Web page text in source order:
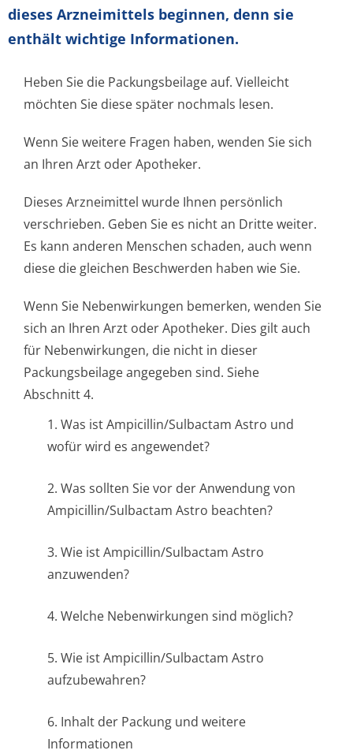
dieses Arzneimittels beginnen, denn sie
enthält wichtige Informationen.
Heben Sie die Packungsbeilage auf. Vielleicht
möchten Sie diese später nochmals lesen.
Wenn Sie weitere Fragen haben, wenden Sie sich
an Ihren Arzt oder Apotheker.
Dieses Arzneimittel wurde Ihnen persönlich
verschrieben. Geben Sie es nicht an Dritte weiter.
Es kann anderen Menschen schaden, auch wenn
diese die gleichen Beschwerden haben wie Sie.
Wenn Sie Nebenwirkungen bemerken, wenden Sie
sich an Ihren Arzt oder Apotheker. Dies gilt auch
für Nebenwirkungen, die nicht in dieser
Packungsbeilage angegeben sind. Siehe
Abschnitt 4.
1. Was ist Ampicillin/Sul­bactam Astro und
wofür wird es angewendet?
2. Was sollten Sie vor der Anwendung von
Ampicillin/Sul­bactam Astro beachten?
3. Wie ist Ampicillin/Sul­bactam Astro
anzuwenden?
4. Welche Nebenwirkungen sind möglich?
5. Wie ist Ampicillin/Sul­bactam Astro
aufzubewahren?
6. Inhalt der Packung und weitere
Informationen